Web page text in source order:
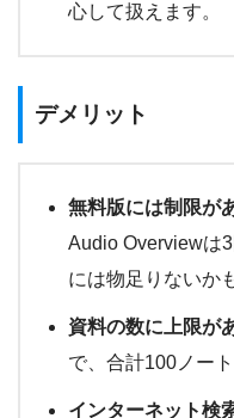
心して扱えます。
デメリット
無料版には制限が
Audio Overviewは
には物足りないか
資料の数に上限が
で、合計100ノー
インターネット検